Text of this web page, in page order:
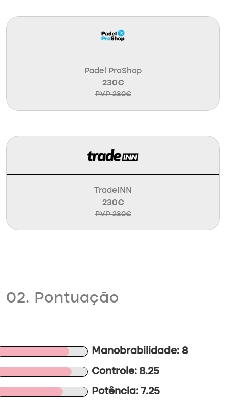
Padel ProShop
230€
P.V.P 230€
TradeINN
230€
P.V.P 230€
02. Pontuação
Manobrabilidade: 8
Controle: 8.25
Potência: 7.25